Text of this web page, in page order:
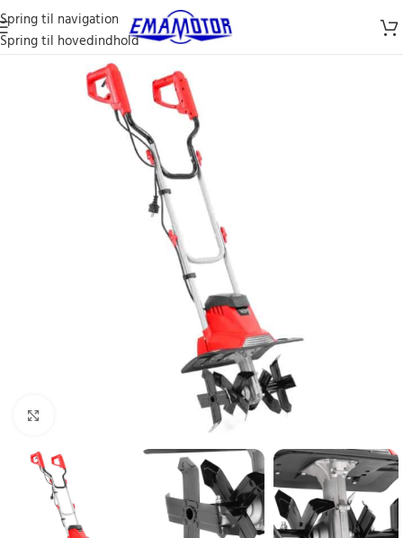
Spring til navigation
Spring til hovedindhold